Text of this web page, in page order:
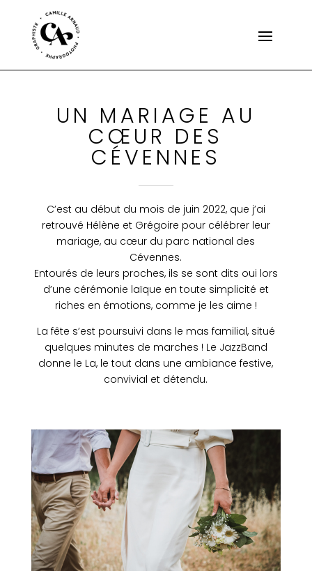
UN MARIAGE AU
CŒUR DES
CÉVENNES
C’est au début du mois de juin 2022, que j’ai
retrouvé Hélène et Grégoire pour célébrer leur
mariage, au cœur du parc national des
Cévennes.
Entourés de leurs proches, ils se sont dits oui lors
d’une cérémonie laïque en toute simplicité et
riches en émotions, comme je les aime !
La fête s’est poursuivi dans le mas familial, situé
quelques minutes de marches ! Le JazzBand
donne le La, le tout dans une ambiance festive,
convivial et détendu.